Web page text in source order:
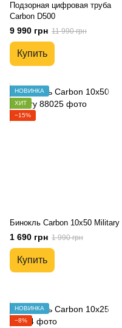
Подзорная цифровая труба
Carbon D500
9 990 грн 11 990 грн
Купить
НОВИНКА
ХИТ
−15%
Бинокль Carbon 10x50 Military
1 690 грн 1 990 грн
Купить
НОВИНКА
−8%